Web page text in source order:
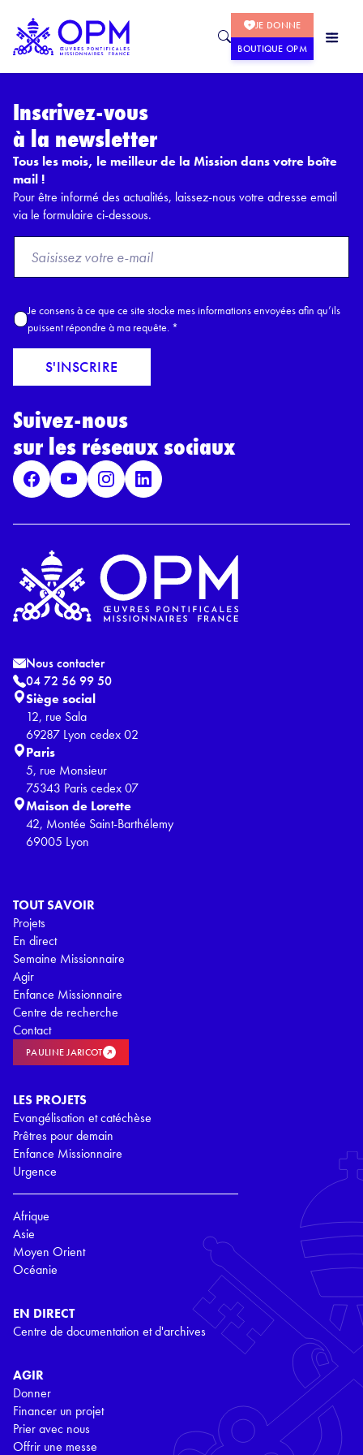
JE DONNE
BOUTIQUE OPM
Inscrivez-vous
à la newsletter
Tous les mois, le meilleur de la Mission dans votre boîte
mail !
Pour être informé des actualités, laissez-nous votre adresse email
via le formulaire ci-dessous.
o
E
a
l
A
c
c
r
R
P
D
*
Je consens à ce que ce site stocke mes informations envoyées afin qu’ils
puissent répondre à ma requête. *
S'INSCRIRE
Suivez-nous
sur les réseaux sociaux
TOUT SAVOIR
Projets
En direct
Semaine Missionnaire
Agir
Enfance Missionnaire
Centre de recherche
Contact
PAULINE JARICOT
LES PROJETS
Evangélisation et catéchèse
Prêtres pour demain
Enfance Missionnaire
Urgence
Afrique
Asie
Moyen Orient
Océanie
EN DIRECT
Centre de documentation et d'archives
AGIR
Donner
Financer un projet
Prier avec nous
Offrir une messe
Nous contacter
04 72 56 99 50
Siège social
12, rue Sala
69287 Lyon cedex 02
Paris
5, rue Monsieur
75343 Paris cedex 07
Maison de Lorette
42, Montée Saint-Barthélemy
69005 Lyon